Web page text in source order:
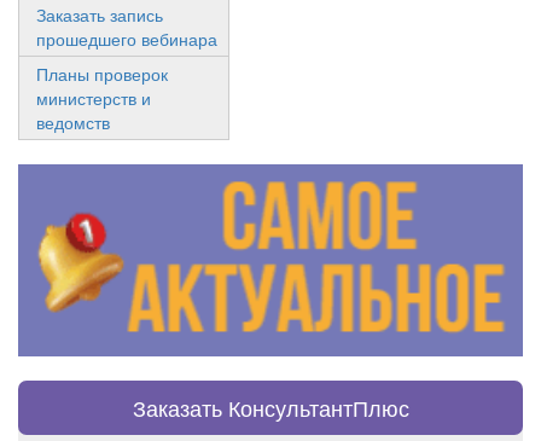
Заказать запись
прошедшего вебинара
Планы проверок
министерств и
ведомств
Заказать КонсультантПлюс